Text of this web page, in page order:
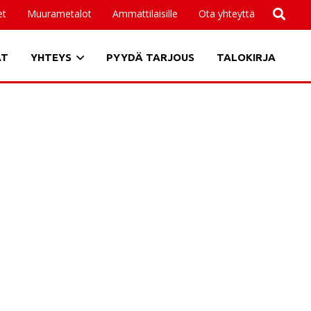
Muurametalot Ammattilaisille Ota yhteyttä
YHTEYS PYYDÄ TARJOUS TALOKIRJA